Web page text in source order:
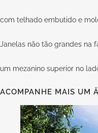
com telhado embutido e
Janelas não tão grandes na
um mezanino superior no
ACOMPANHE MAIS UM